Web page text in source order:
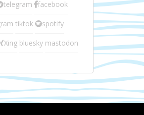
telegram facebook
tiktok spotify
Xing bluesky mastodon